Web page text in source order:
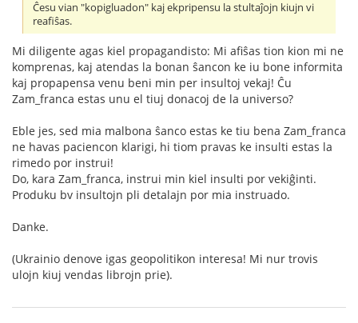
Ĉesu vian "kopigluadon" kaj ekpripensu la stultaĵojn kiujn vi
reafiŝas.
Mi diligente agas kiel propagandisto: Mi afiŝas tion kion mi ne
komprenas, kaj atendas la bonan ŝancon ke iu bone informita
kaj propapensa venu beni min per insultoj vekaj! Ĉu
Zam_franca estas unu el tiuj donacoj de la universo?
Eble jes, sed mia malbona ŝanco estas ke tiu bena Zam_franca
ne havas paciencon klarigi, hi tiom pravas ke insulti estas la
rimedo por instrui!
Do, kara Zam_franca, instrui min kiel insulti por vekiĝinti.
Produku bv insultojn pli detalajn por mia instruado.
Danke.
(Ukrainio denove igas geopolitikon interesa! Mi nur trovis
ulojn kiuj vendas librojn prie).